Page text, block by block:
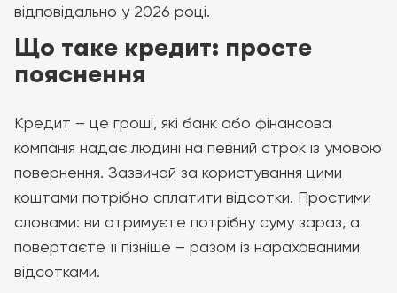
відповідально у 2026 році.
Що таке кредит: просте
пояснення
Кредит – це гроші, які банк або фінансова
компанія надає людині на певний строк із умовою
повернення. Зазвичай за користування цими
коштами потрібно сплатити відсотки. Простими
словами: ви отримуєте потрібну суму зараз, а
повертаєте її пізніше – разом із нарахованими
відсотками.